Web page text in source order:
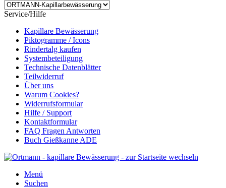
Service/Hilfe
Kapillare Bewässerung
Piktogramme / Icons
Rindertalg kaufen
Systembeteiligung
Technische Datenblätter
Teilwiderruf
Über uns
Warum Cookies?
Widerrufsformular
Hilfe / Support
Kontaktformular
FAQ Fragen Antworten
Buch Gießkanne ADE
Menü
Suchen